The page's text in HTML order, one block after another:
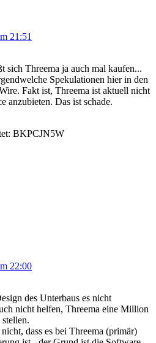
21:51
sich Threema ja auch mal kaufen...
Spekulationen hier in den
Fakt ist, Threema ist aktuell nicht
anzubieten. Das ist schade.
BKPCJN5W
22:00
des Unterbaus es nicht
nicht helfen, Threema eine Million
dass es bei Threema (primär)